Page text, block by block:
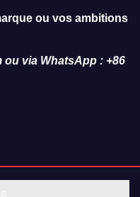
ou vos ambitions
via WhatsApp : +86